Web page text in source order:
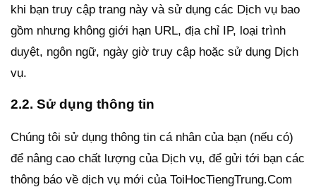
khi bạn truy cập trang này và sử dụng các Dịch vụ bao
gồm nhưng không giới hạn URL, địa chỉ IP, loại trình
duyệt, ngôn ngữ, ngày giờ truy cập hoặc sử dụng Dịch
vụ.
2.2. Sử dụng thông tin
Chúng tôi sử dụng thông tin cá nhân của bạn (nếu có)
để nâng cao chất lượng của Dịch vụ, để gửi tới bạn các
thông báo về dịch vụ mới của ToiHocTiengTrung.Com